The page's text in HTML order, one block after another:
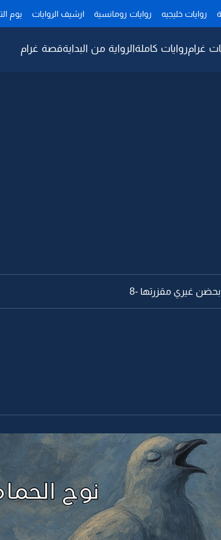
روايات خليجيه روايات رومانسية ارشيف الروايات يوم
غرامروايات كاملةالرواية من البدايةقصة غرام
بحضن غيري مقزرتها -8